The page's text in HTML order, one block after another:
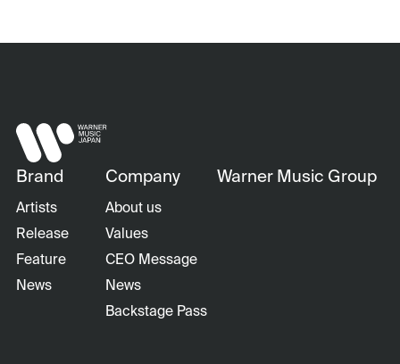
Brand
Artists
Release
Feature
News
Company
About us
Values
CEO Message
News
Backstage Pass
Warner Music Group